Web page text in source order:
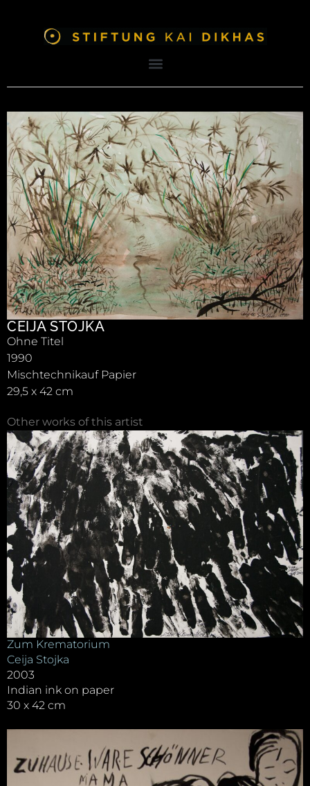
CEIJA STOJKA
Ohne Titel
1990
Mischtechnikauf Papier
29,5 x 42 cm
Other works of this artist
Zum Krematorium
Ceija Stojka
2003
Indian ink on paper
30 x 42 cm